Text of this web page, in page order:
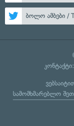
ბოლო ამბები /
სამომხმარებლო